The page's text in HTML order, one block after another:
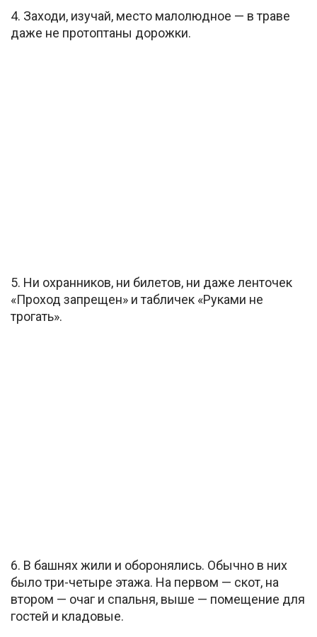
4. Заходи, изучай, место малолюдное — в траве
даже не протоптаны дорожки.
5. Ни охранников, ни билетов, ни даже ленточек
«Проход запрещен» и табличек «Руками не
трогать».
6. В башнях жили и оборонялись. Обычно в них
было три-четыре этажа. На первом — скот, на
втором — очаг и спальня, выше — помещение для
гостей и кладовые.